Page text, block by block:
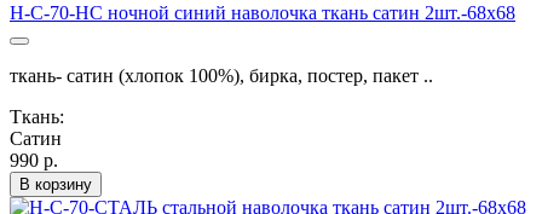
Н-С-70-НС ночной синий наволочка ткань сатин 2шт.-68х68
ткань- сатин (хлопок 100%), бирка, постер, пакет ..
Ткань:
Сатин
990 р.
В корзину